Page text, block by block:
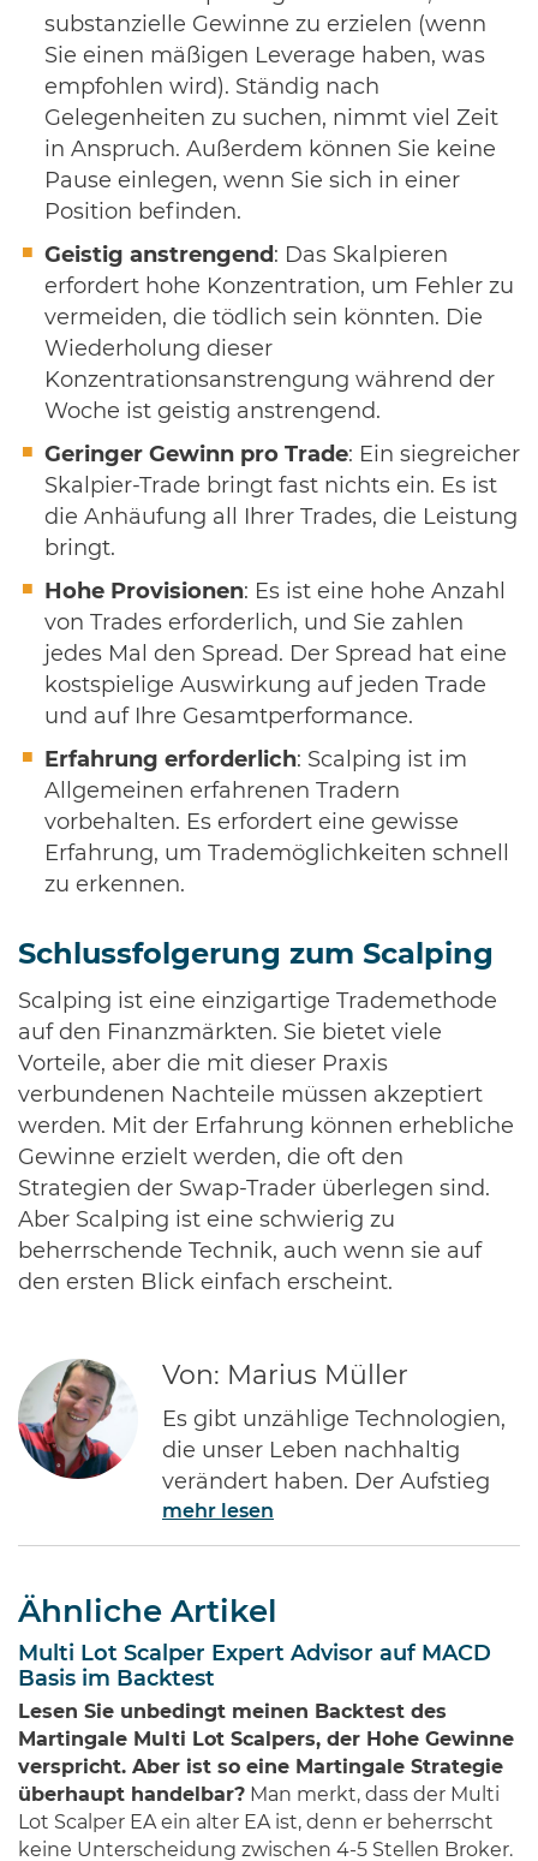
substanzielle Gewinne zu erzielen (wenn
Sie einen mäßigen Leverage haben, was
empfohlen wird). Ständig nach
Gelegenheiten zu suchen, nimmt viel Zeit
in Anspruch. Außerdem können Sie keine
Pause einlegen, wenn Sie sich in einer
Position befinden.
Geistig anstrengend : Das Skalpieren
erfordert hohe Konzentration, um Fehler zu
vermeiden, die tödlich sein könnten. Die
Wiederholung dieser
Konzentrationsanstrengung während der
Woche ist geistig anstrengend.
Geringer Gewinn pro Trade: Ein siegreicher
Skalpier-Trade bringt fast nichts ein. Es ist
die Anhäufung all Ihrer Trades, die Leistung
bringt.
Hohe Provisionen: Es ist eine hohe Anzahl
von Trades erforderlich, und Sie zahlen
jedes Mal den Spread. Der Spread hat eine
kostspielige Auswirkung auf jeden Trade
und auf Ihre Gesamtperformance.
Erfahrung erforderlich: Scalping ist im
Allgemeinen erfahrenen Tradern
vorbehalten. Es erfordert eine gewisse
Erfahrung, um Trademöglichkeiten schnell
zu erkennen.
Schlussfolgerung zum Scalping
Scalping ist eine einzigartige Trademethode
auf den Finanzmärkten. Sie bietet viele
Vorteile, aber die mit dieser Praxis
verbundenen Nachteile müssen akzeptiert
werden. Mit der Erfahrung können erhebliche
Gewinne erzielt werden, die oft den
Strategien der Swap-Trader überlegen sind.
Aber Scalping ist eine schwierig zu
beherrschende Technik, auch wenn sie auf
den ersten Blick einfach erscheint.
Von: Marius Müller
Es gibt unzählige Technologien,
die unser Leben nachhaltig
verändert haben. Der Aufstieg
des Internets gehört ohne Frage
zu den Bedeutendsten. Namen
Bill Gates von Microsoft dürften
jedem Investor geläufig sein.
Diese Männer haben Imperien
erschaffen und gleichzeitig
Millionen von Anlegern auf der
ganzen Welt …
mehr lesen
Ähnliche Artikel
Multi Lot Scalper Expert Advisor auf MACD
Basis im Backtest
Lesen Sie unbedingt meinen Backtest des
Martingale Multi Lot Scalpers, der Hohe Gewinne
verspricht. Aber ist so eine Martingale Strategie
überhaupt handelbar? Man merkt, dass der Multi
Lot Scalper EA ein alter EA ist, denn er beherrscht
keine Unterscheidung zwischen 4-5 Stellen Broker.